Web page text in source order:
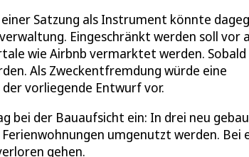
Satzung als Instrument könnte
Eingeschränkt werden soll vor
wie Airbnb vermarktet werden. Sobald
Als Zweckentfremdung würde eine
vorliegende Entwurf vor.
bei der Bauaufsicht ein: In drei neu
umgenutzt werden. Bei
gehen.